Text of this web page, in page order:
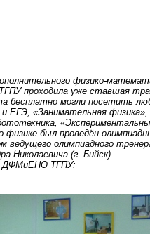
физико-
проходила уже ставшая
бесплатно могли посетить
и ЕГЭ, «Занимательная физика»,
физике был проведён
ведущего олимпиадного
Николаевича (г. Бийск).